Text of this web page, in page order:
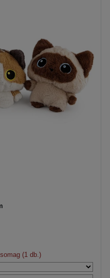
(1 db.)